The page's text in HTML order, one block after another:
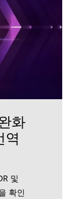
화
역
및
확인